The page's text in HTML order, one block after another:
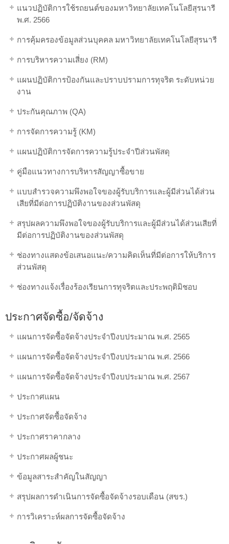
แนวปฏิบัติการใช้รถยนต์ของมหาวิทยาลัยเทคโนโลยีสุรนารี
พ.ศ. 2566
การคุ้มครองข้อมูลส่วนบุคคล มหาวิทยาลัยเทคโนโลยีสุรนารี
การบริหารความเสี่ยง (RM)
แผนปฏิบัติการป้องกันและปราบปรามการทุจริต ระดับหน่วย
งาน
ประกันคุณภาพ (QA)
การจัดการความรู้ (KM)
แผนปฏิบัติการจัดการความรู้ประจำปีส่วนพัสดุ
คู่มือแนวทางการบริหารสัญญาซื้อขาย
แบบสำรวจความพึงพอใจของผู้รับบริการและผู้มีส่วนได้ส่วน
เสียที่มีต่อการปฏิบัติงานของส่วนพัสดุ
สรุปผลความพึงพอใจของผู้รับบริการและผู้มีส่วนได้ส่วนเสียที่
มีต่อการปฏิบัติงานของส่วนพัสดุ
ช่องทางแสดงข้อเสนอแนะ/ความคิดเห็นที่มีต่อการให้บริการ
ส่วนพัสดุ
ช่องทางแจ้งเรื่องร้องเรียนการทุจริตและประพฤติมิชอบ
ประกาศจัดซื้อ/จัดจ้าง
แผนการจัดซื้อจัดจ้างประจำปีงบประมาณ พ.ศ. 2565
แผนการจัดซื้อจัดจ้างประจำปีงบประมาณ พ.ศ. 2566
แผนการจัดซื้อจัดจ้างประจำปีงบประมาณ พ.ศ. 2567
ประกาศแผน
ประกาศจัดซื้อจัดจ้าง
ประกาศราคากลาง
ประกาศผลผู้ชนะ
ข้อมูลสาระสำคัญในสัญญา
สรุปผลการดำเนินการจัดซื้อจัดจ้างรอบเดือน (สขร.)
การวิเคราะห์ผลการจัดซื้อจัดจ้าง